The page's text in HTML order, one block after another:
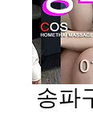
송파